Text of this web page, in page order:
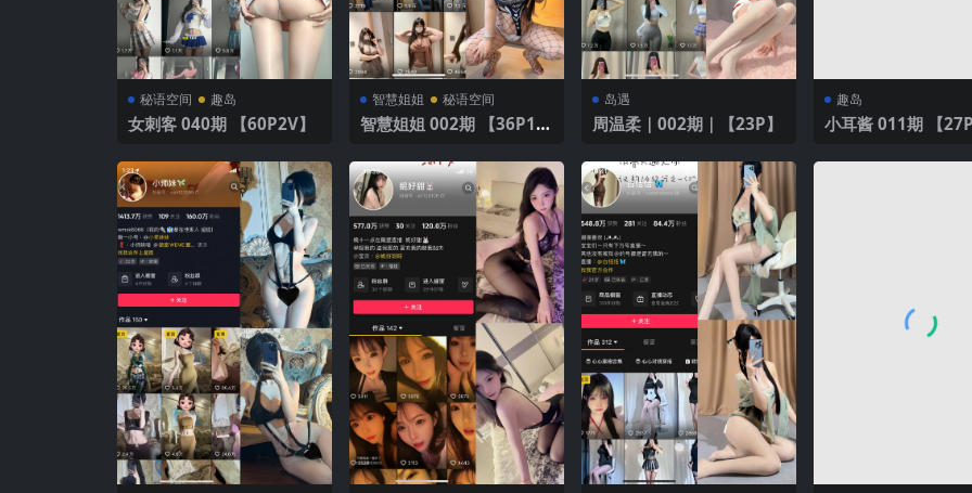
秘语空间 趣岛
女刺客 040期 【60P2V】
智慧姐姐 秘语空间
智慧姐姐 002期 【36P1
岛遇
周温柔｜002期｜【23P】
趣岛
小耳酱 011期 【